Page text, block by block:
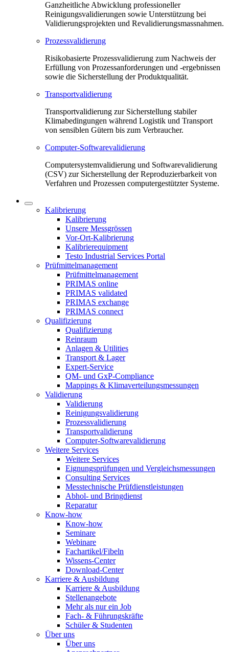
Ganzheitliche Abwicklung professioneller
Reinigungsvalidierungen sowie Unterstützung bei
Validierungsprojekten und Revalidierungsmassnahmen.
Prozessvalidierung
Risikobasierte Prozessvalidierung zum Nachweis der
Erfüllung von Prozessanforderungen und -ergebnissen
sowie die Sicherstellung der Produktqualität.
Transportvalidierung
Transportvalidierung zur Sicherstellung stabiler
Klimabedingungen während Logistik und Transport
von sensiblen Gütern bis zum Verbraucher.
Computer-Softwarevalidierung
Computersystemvalidierung und Softwarevalidierung
(CSV) zur Sicherstellung der Reproduzierbarkeit von
Verfahren und Prozessen computergestützter Systeme.
Kalibrierung
Kalibrierung
Unsere Messgrössen
Vor-Ort-Kalibrierung
Kalibrierequipment
Testo Industrial Services Portal
Prüfmittelmanagement
Prüfmittelmanagement
PRIMAS online
PRIMAS validated
PRIMAS exchange
PRIMAS connect
Qualifizierung
Qualifizierung
Reinraum
Anlagen & Utilities
Transport & Lager
Expert-Service
QM- und GxP-Compliance
Mappings & Klimaverteilungsmessungen
Validierung
Validierung
Reinigungsvalidierung
Prozessvalidierung
Transportvalidierung
Computer-Softwarevalidierung
Weitere Services
Weitere Services
Eignungsprüfungen und Vergleichsmessungen
Consulting Services
Messtechnische Prüfdienstleistungen
Abhol- und Bringdienst
Reparatur
Know-how
Know-how
Seminare
Webinare
Fachartikel/Fibeln
Wissens-Center
Download-Center
Karriere & Ausbildung
Karriere & Ausbildung
Stellenangebote
Mehr als nur ein Job
Fach- & Führungskräfte
Schüler & Studenten
Über uns
Über uns